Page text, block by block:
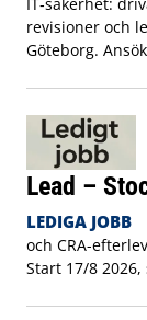
revisioner och
Göteborg.
Lead –
LEDIGA JOBB
och CRA-
Start 17/8